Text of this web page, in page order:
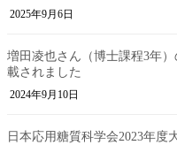
2025年9月6日
増田凌也さん（博士課程3年）
載されました
2024年9月10日
日本応用糖質科学会2023年度